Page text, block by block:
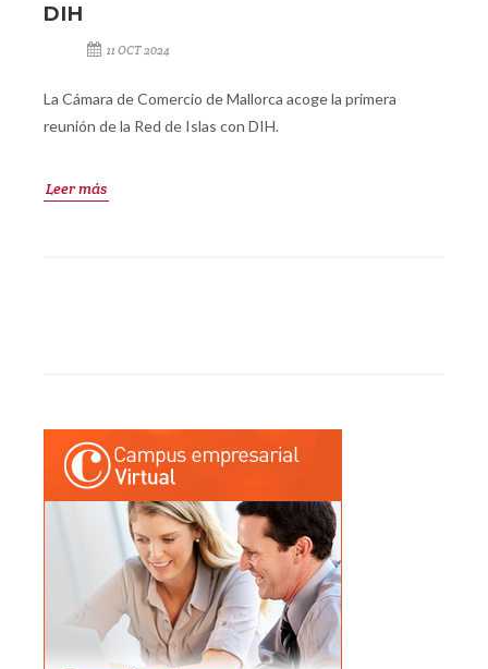
DIH
11 OCT 2024
La Cámara de Comercio de Mallorca acoge la primera
reunión de la Red de Islas con DIH.
Leer más